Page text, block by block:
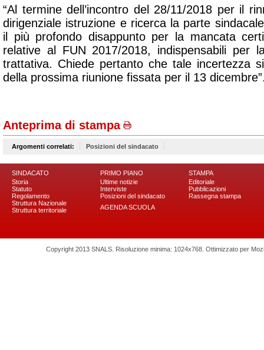
“Al termine dell’incontro del 28/11/2018 per il
dirigenziale istruzione e ricerca la parte
il più profondo disappunto per la mancata
relative al FUN 2017/2018, indispensabili per
trattativa. Chiede pertanto che tale incertezza
della prossima riunione fissata per il 13
Anteprima di stampa
Argomenti correlati: Posizioni del sindacato
SINDACATO
Storia
Statuto
Regolamento
Struttura Nazionale
Struttura territoriale
PRIMO PIANO
Ultime notizie
Interviste
Posizioni del sindacato
AGENDA SCUOLA
STAMPA
Editoriale
Pubblicazioni
Rassegna stampa
Copyright 2013 SNALS. Risoluzione minima: 1024x768. Ottimizzato per